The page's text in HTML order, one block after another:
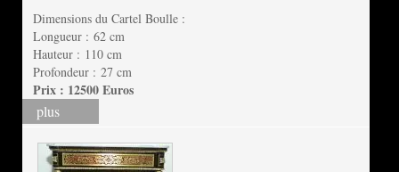
Dimensions du Cartel Boulle :
Longueur : 62 cm
Hauteur : 110 cm
Profondeur : 27 cm
Prix : 12500 Euros
plus